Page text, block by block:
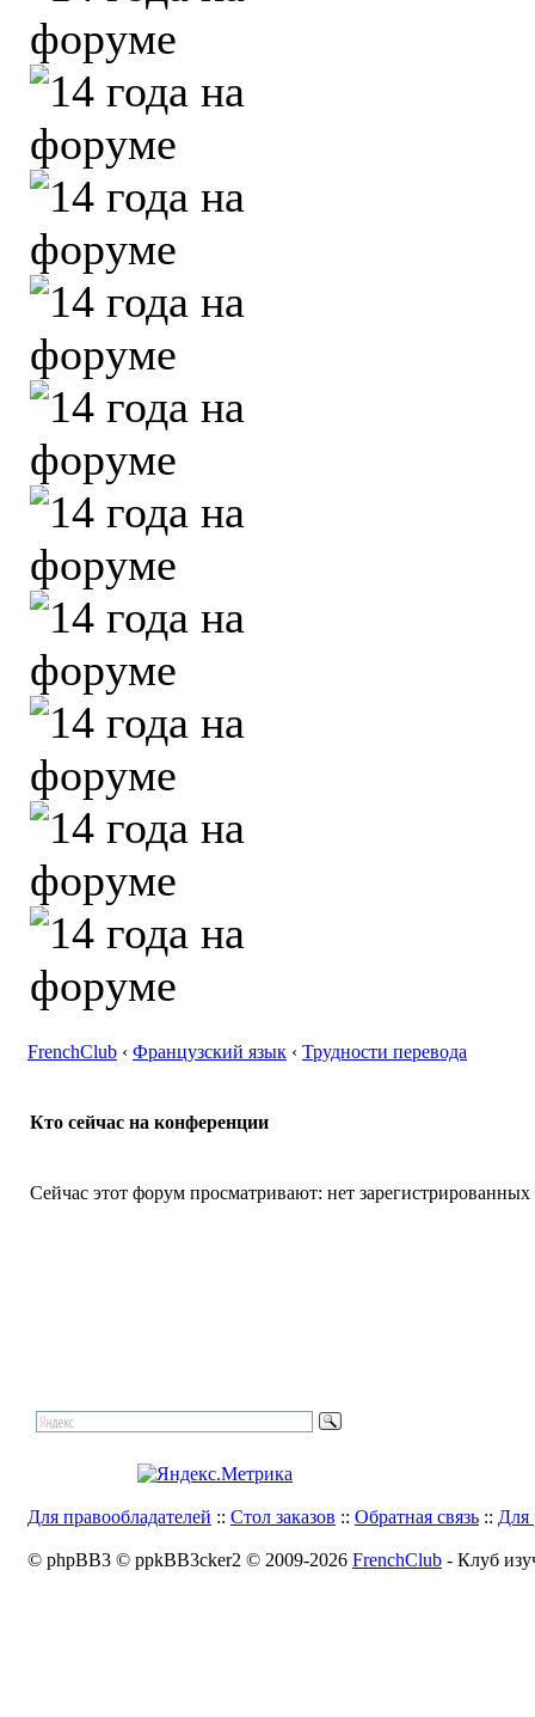
FrenchClub ‹ Французский язык ‹ Трудности перевода
Кто сейчас на конференции
Сейчас этот форум просматривают: нет зарегистрированных
Для правообладателей :: Стол заказов :: Обратная связь :: Для
© phpBB3 © ppkBB3cker2 © 2009-2026 FrenchClub - Клуб